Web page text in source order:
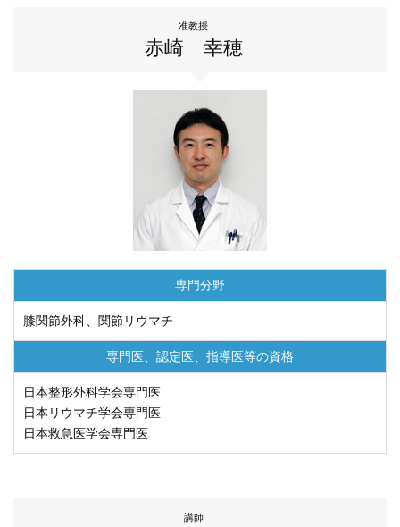
准教授
赤崎 幸穂
専門分野
膝関節外科、関節リウマチ
専門医、認定医、 指導医等の資格
日本整形外科学会専門医
日本リウマチ学会専門医
日本救急医学会専門医
講師